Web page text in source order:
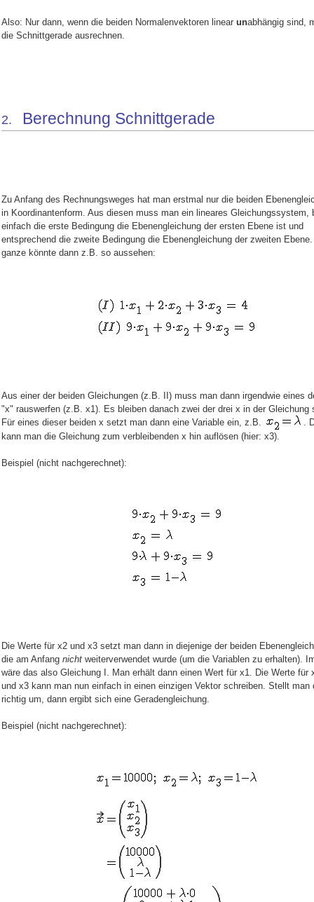
Also: Nur dann, wenn die beiden Normalenvektoren linear unabhängig sind,
die Schnittgerade ausrechnen.
2. Berechnung Schnittgerade
Zu Anfang des Rechnungsweges hat man erstmal nur die beiden
in Koordinantenform. Aus diesen muss man ein lineares Gleichungssystem,
einfach die erste Bedingung die Ebenengleichung der ersten Ebene ist und
entsprechend die zweite Bedingung die Ebenengleichung der zweiten
ganze könnte dann z.B. so aussehen:
Aus einer der beiden Gleichungen (z.B. II) muss man dann irgendwie eines
"x" rauswerfen (z.B. x1). Es bleiben danach zwei der drei x in der Gleichung
Für eines dieser beiden x setzt man dann eine Variable ein, z.B.
.
kann man die Gleichung zum verbleibenden x hin auflösen (hier: x3).
Beispiel (nicht nachgerechnet):
Die Werte für x2 und x3 setzt man dann in diejenige der beiden
die am Anfang nicht weiterverwendet wurde (um die Variablen zu erhalten).
wäre das also Gleichung I. Man erhält dann einen Wert für x1. Die Werte für
und x3 kann man nun einfach in einen einzigen Vektor schreiben. Stellt man
richtig um, dann ergibt sich eine Geradengleichung.
Beispiel (nicht nachgerechnet):